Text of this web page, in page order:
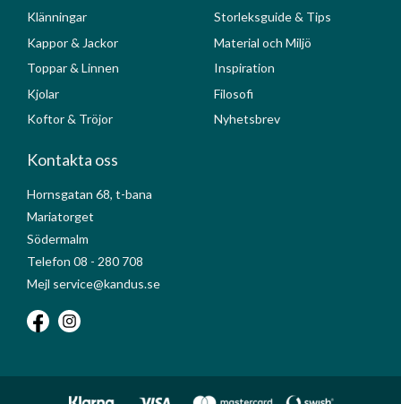
Klänningar
Kappor & Jackor
Toppar & Linnen
Kjolar
Koftor & Tröjor
Storleksguide & Tips
Material och Miljö
Inspiration
Filosofi
Nyhetsbrev
Kontakta oss
Hornsgatan 68, t-bana
Mariatorget
Södermalm
Telefon 08 - 280 708
Mejl service@kandus.se